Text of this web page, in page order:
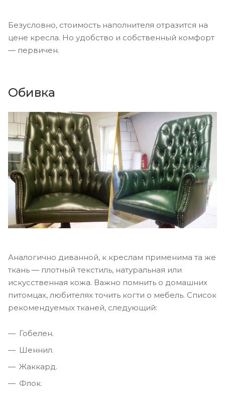
Безусловно, стоимость наполнителя отразится на
цене кресла. Но удобство и собственный комфорт
― первичен.
Обивка
Аналогично диванной, к креслам применима та же
ткань ― плотный текстиль, натуральная или
искусственная кожа. Важно помнить о домашних
питомцах, любителях точить когти о мебель. Список
рекомендуемых тканей, следующий:
Гобелен.
Шеннил.
Жаккард.
Флок.